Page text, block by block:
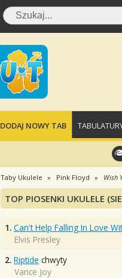
DODAJ NOWY TAB
Taby Ukulele Pink Floyd Wish
TOP PIOSENKI UKULELE
1. Can't Help Falling In Love
Elvis Presley
2. Riptide chwyty
Vance Joy